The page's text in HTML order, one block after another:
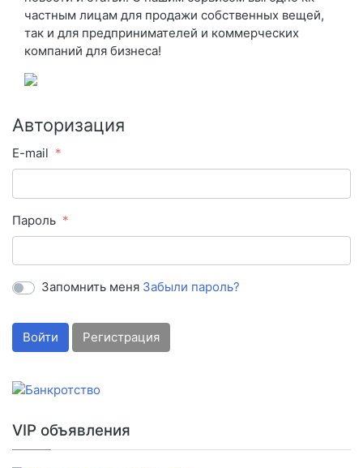
частным лицам для продажи собственных вещей,
так и для предпринимателей и коммерческих
компаний для бизнеса!
Авторизация
E-mail
Пароль
Запомнить меня Забыли пароль?
Войти Регистрация
VIP объявления